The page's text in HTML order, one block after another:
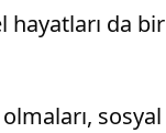
hayatları da
olmaları,